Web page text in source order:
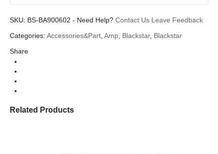
SKU: BS-BA900602 - Need Help? Contact Us Leave Feedback
Categories: Accessories&Part, Amp, Blackstar, Blackstar
Share
Related Products